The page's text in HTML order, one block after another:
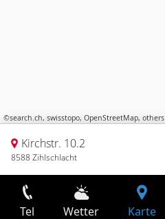
©search.ch, swisstopo, OpenStreetMap, others
Kirchstr. 10.2
8588 Zihlschlacht
Tel Wetter Karte